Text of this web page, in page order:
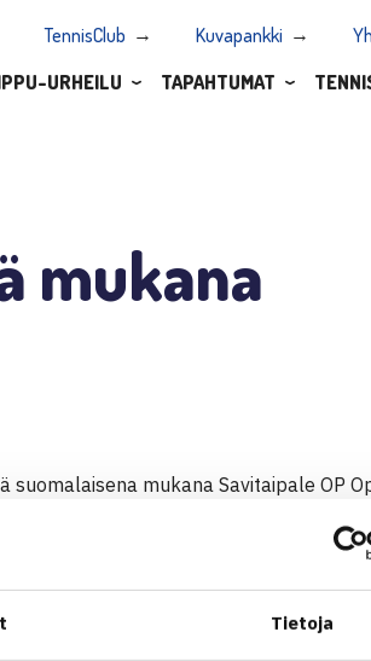
Tietoja
TennisClub Kuvapankki
URHEILU TAPAHTUMAT
mukana
mukana Savitaipale OP
Daniel Klemetz ja Johan